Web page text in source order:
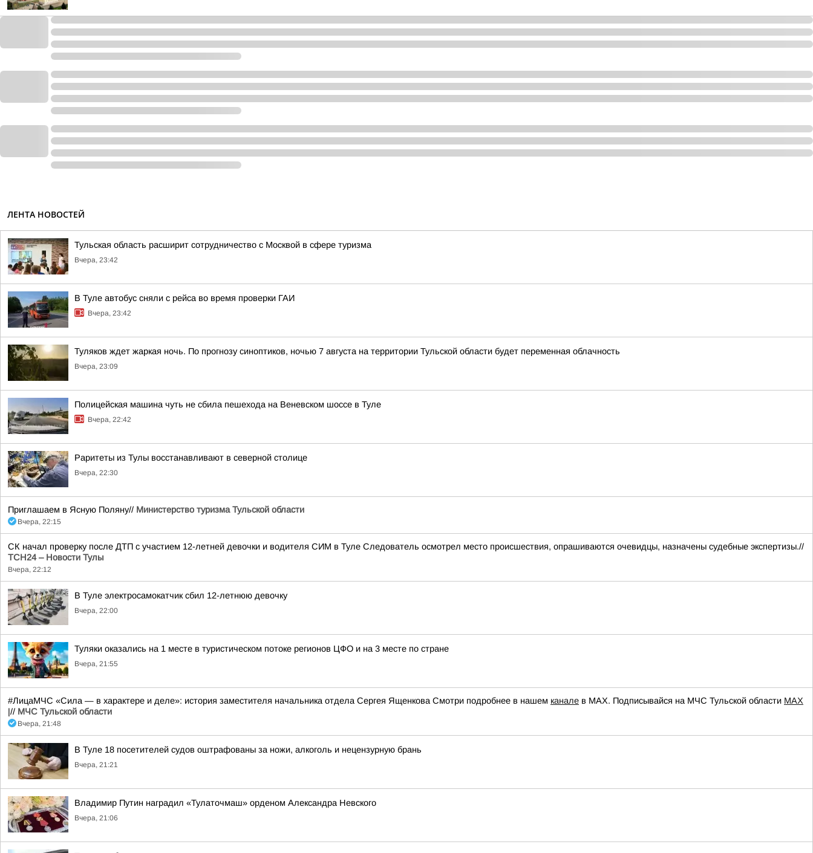
ЛЕНТА НОВОСТЕЙ
Тульская область расширит сотрудничество с Москвой в сфере туризма
Вчера, 23:42
В Туле автобус сняли с рейса во время проверки ГАИ
Вчера, 23:42
Туляков ждет жаркая ночь. По прогнозу синоптиков, ночью 7 августа на территории Тульской области будет переменная облачность
Вчера, 23:09
Полицейская машина чуть не сбила пешехода на Веневском шоссе в Туле
Вчера, 22:42
Раритеты из Тулы восстанавливают в северной столице
Вчера, 22:30
Приглашаем в Ясную Поляну// Министерство туризма Тульской области
Вчера, 22:15
СК начал проверку после ДТП с участием 12-летней девочки и водителя СИМ в Туле Следователь осмотрел место происшествия, опрашиваются очевидцы, назначены судебные экспертизы.//
ТСН24 – Новости Тулы
Вчера, 22:12
В Туле электросамокатчик сбил 12-летнюю девочку
Вчера, 22:00
Туляки оказались на 1 месте в туристическом потоке регионов ЦФО и на 3 месте по стране
Вчера, 21:55
#ЛицаМЧС «Сила — в характере и деле»: история заместителя начальника отдела Сергея Ященкова Смотри подробнее в нашем канале в МАХ. Подписывайся на МЧС Тульской области MAX
|// МЧС Тульской области
Вчера, 21:48
В Туле 18 посетителей судов оштрафованы за ножи, алкоголь и нецензурную брань
Вчера, 21:21
Владимир Путин наградил «Тулаточмаш» орденом Александра Невского
Вчера, 21:06